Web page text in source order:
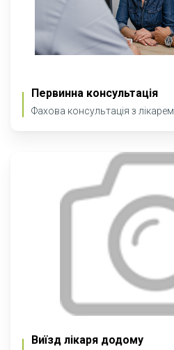
Первинна консультація
Фахова консультація з лікарем
Виїзд лікаря додому